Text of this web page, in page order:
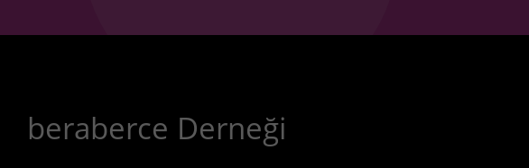
beraberce Derneği